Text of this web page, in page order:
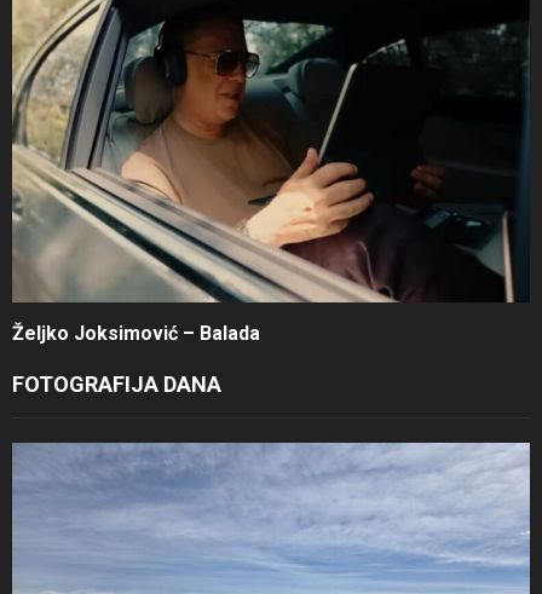
Željko Joksimović – Balada
FOTOGRAFIJA DANA